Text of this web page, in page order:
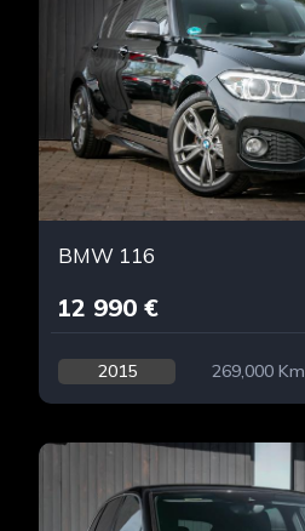
BMW 116
12 990 €
2015 269,000 Km